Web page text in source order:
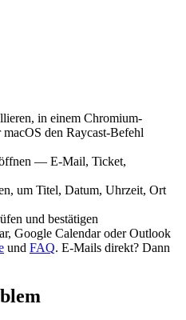
in einem Chromium-
den Raycast-Befehl
— E-Mail, Ticket,
um Titel, Datum, Uhrzeit, Ort
und bestätigen
Google Calendar oder Outlook
und FAQ. E-Mails direkt? Dann